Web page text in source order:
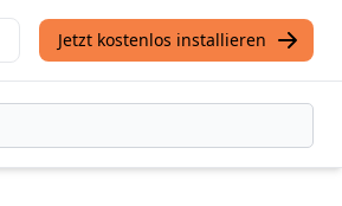
Jetzt kostenlos installieren